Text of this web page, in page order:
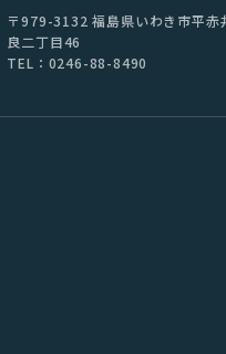
〒979-3132 福島県いわき市平⾚
良⼆丁⽬46
TEL：0246-88-8490